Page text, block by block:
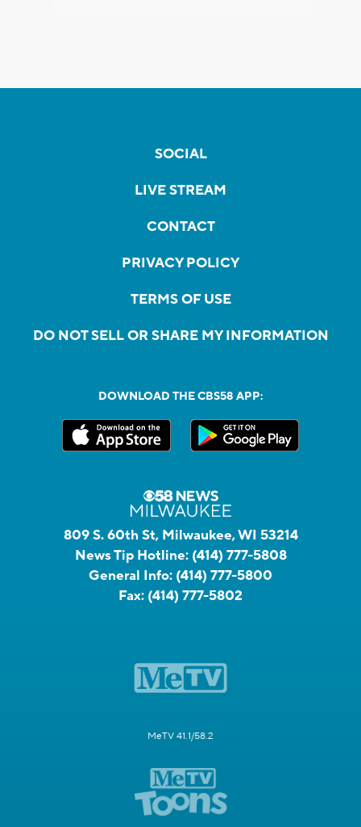
SOCIAL
LIVE STREAM
CONTACT
PRIVACY POLICY
TERMS OF USE
DO NOT SELL OR SHARE MY INFORMATION
DOWNLOAD THE CBS58 APP:
809 S. 60th St, Milwaukee, WI 53214
News Tip Hotline: (414) 777-5808
General Info: (414) 777-5800
Fax: (414) 777-5802
MeTV 41.1/58.2